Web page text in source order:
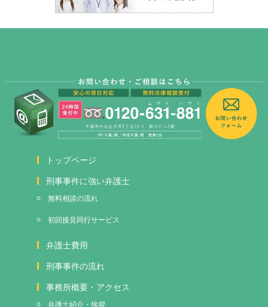
トップページ
刑事事件に強い弁護士
無料相談の流れ
初回接見同行サービス
弁護士費用
刑事事件の流れ
事務所概要・アクセス
弁護士紹介・挨拶